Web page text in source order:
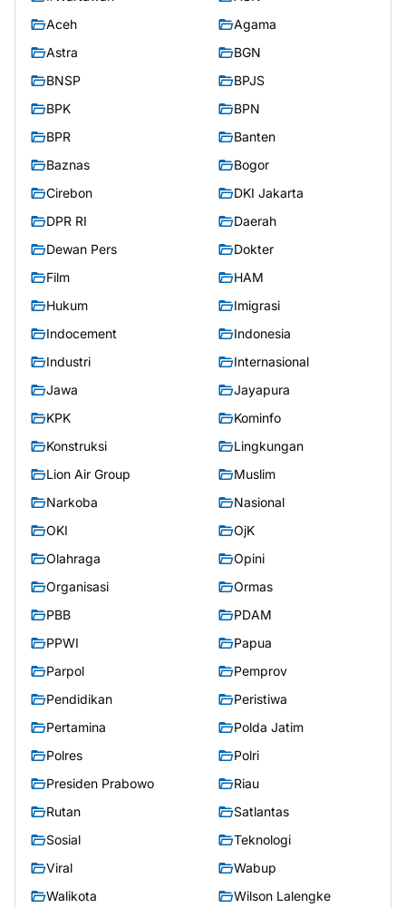
Aceh
Agama
Astra
BGN
BNSP
BPJS
BPK
BPN
BPR
Banten
Baznas
Bogor
Cirebon
DKI Jakarta
DPR RI
Daerah
Dewan Pers
Dokter
Film
HAM
Hukum
Imigrasi
Indocement
Indonesia
Industri
Internasional
Jawa
Jayapura
KPK
Kominfo
Konstruksi
Lingkungan
Lion Air Group
Muslim
Narkoba
Nasional
OKI
OjK
Olahraga
Opini
Organisasi
Ormas
PBB
PDAM
PPWI
Papua
Parpol
Pemprov
Pendidikan
Peristiwa
Pertamina
Polda Jatim
Polres
Polri
Presiden Prabowo
Riau
Rutan
Satlantas
Sosial
Teknologi
Viral
Wabup
Walikota
Wilson Lalengke